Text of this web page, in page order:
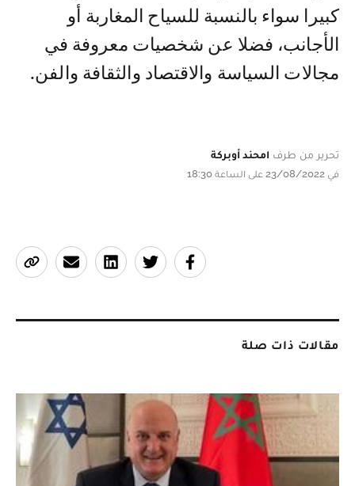
كبيرا سواء بالنسبة للسياح المغاربة أو
الأجانب، فضلا عن شخصيات معروفة في
مجالات السياسة والاقتصاد والثقافة والفن.
تحرير من طرف امحند أوبركة
في 23/08/2022 على الساعة 18:30
مقالات ذات صلة